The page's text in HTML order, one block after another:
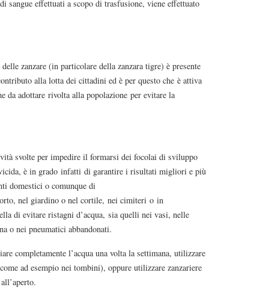
effettuati a scopo di trasfusione, viene effettuato
zanzare (in particolare della zanzara tigre) è presente
alla lotta dei cittadini ed è per questo che è attiva
da adottare rivolta alla popolazione per evitare la
svolte per impedire il formarsi dei focolai di sviluppo
è in grado infatti di garantire i risultati migliori e più
domestici o comunque di
nel giardino o nel cortile, nei cimiteri o in
di evitare ristagni d’acqua, sia quelli nei vasi, nelle
o nei pneumatici abbandonati.
completamente l’acqua una volta la settimana, utilizzare
ad esempio nei tombini), oppure utilizzare zanzariere